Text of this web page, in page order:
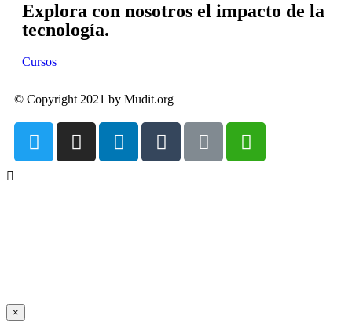
Explora con nosotros el impacto de la
tecnología.
Cursos
© Copyright 2021 by Mudit.org
×